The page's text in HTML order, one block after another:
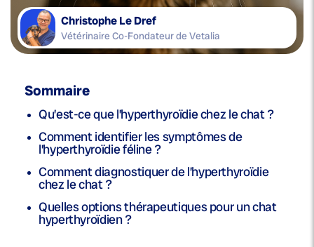
Christophe Le Dref
Vétérinaire Co-Fondateur de Vetalia
Sommaire
Qu’est-ce que l’hyperthyroïdie chez le chat ?
Comment identifier les symptômes de
l’hyperthyroïdie féline ?
Comment diagnostiquer de l’hyperthyroïdie
chez le chat ?
Quelles options thérapeutiques pour un chat
hyperthyroïdien ?